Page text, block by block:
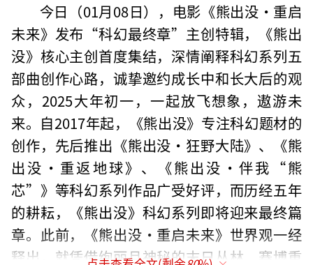
今日（01月08日），电影《熊出没·重启
未来》发布“科幻最终章”主创特辑，《熊出
没》核心主创首度集结，深情阐释科幻系列五
部曲创作心路，诚挚邀约成长中和长大后的观
众，2025大年初一，一起放飞想象，遨游未
来。自2017年起，《熊出没》专注科幻题材的
创作，先后推出《熊出没·狂野大陆》、《熊
出没·重返地球》、《熊出没·伴我“熊
芯”》等科幻系列作品广受好评，而历经五年
的耕耘，《熊出没》科幻系列即将迎来最终篇
章。此前，《熊出没·重启未来》世界观一经
释出，就凭借绚丽且神秘的末日丛林、赛博重